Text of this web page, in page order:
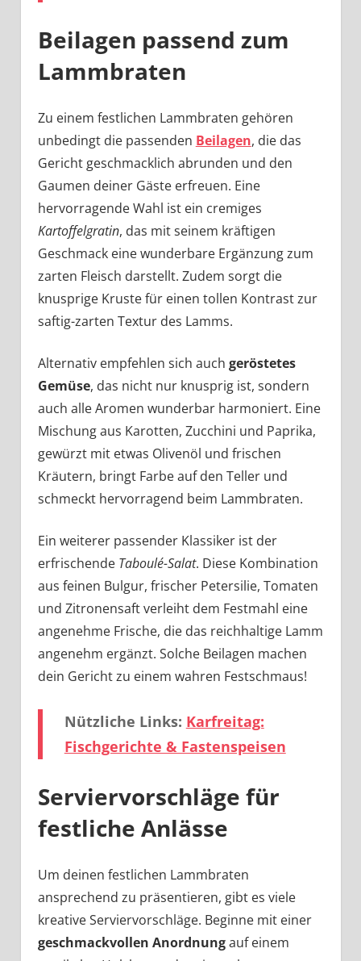
Beilagen passend zum
Lammbraten
Zu einem festlichen Lammbraten gehören
unbedingt die passenden Beilagen, die das
Gericht geschmacklich abrunden und den
Gaumen deiner Gäste erfreuen. Eine
hervorragende Wahl ist ein cremiges
Kartoffelgratin, das mit seinem kräftigen
Geschmack eine wunderbare Ergänzung zum
zarten Fleisch darstellt. Zudem sorgt die
knusprige Kruste für einen tollen Kontrast zur
saftig-zarten Textur des Lamms.
Alternativ empfehlen sich auch geröstetes
Gemüse, das nicht nur knusprig ist, sondern
auch alle Aromen wunderbar harmoniert. Eine
Mischung aus Karotten, Zucchini und Paprika,
gewürzt mit etwas Olivenöl und frischen
Kräutern, bringt Farbe auf den Teller und
schmeckt hervorragend beim Lammbraten.
Ein weiterer passender Klassiker ist der
erfrischende Taboulé-Salat. Diese Kombination
aus feinen Bulgur, frischer Petersilie, Tomaten
und Zitronensaft verleiht dem Festmahl eine
angenehme Frische, die das reichhaltige Lamm
angenehm ergänzt. Solche Beilagen machen
dein Gericht zu einem wahren Festschmaus!
Nützliche Links: Karfreitag:
Fischgerichte & Fastenspeisen
Serviervorschläge für
festliche Anlässe
Um deinen festlichen Lammbraten
ansprechend zu präsentieren, gibt es viele
kreative Serviervorschläge. Beginne mit einer
geschmackvollen Anordnungauf einem